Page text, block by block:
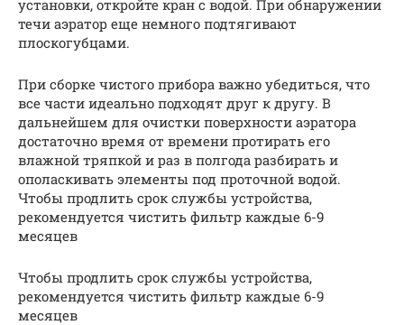
установки, откройте кран с водой. При обнаружении
течи аэратор еще немного подтягивают
плоскогубцами.
При сборке чистого прибора важно убедиться, что
все части идеально подходят друг к другу. В
дальнейшем для очистки поверхности аэратора
достаточно время от времени протирать его
влажной тряпкой и раз в полгода разбирать и
ополаскивать элементы под проточной водой.
Чтобы продлить срок службы устройства,
рекомендуется чистить фильтр каждые 6-9
месяцев
Чтобы продлить срок службы устройства,
рекомендуется чистить фильтр каждые 6-9
месяцев